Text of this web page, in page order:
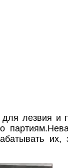
лезвия и
их,